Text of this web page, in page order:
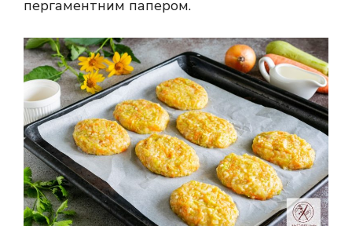
пергаментним папером.